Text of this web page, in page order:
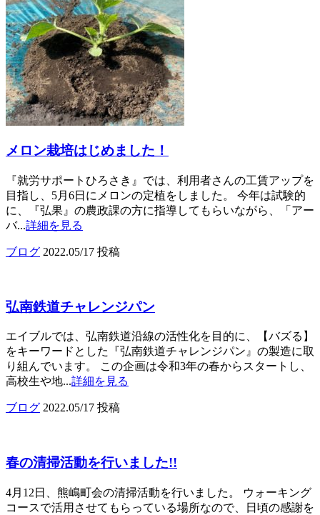
メロン栽培はじめました！
『就労サポートひろさき』では、利用者さんの工賃アップを
目指し、5月6日にメロンの定植をしました。 今年は試験的
に、『弘果』の農政課の方に指導してもらいながら、「アー
バ...詳細を見る
ブログ 2022.05/17 投稿
弘南鉄道チャレンジパン
エイブルでは、弘南鉄道沿線の活性化を目的に、【バズる】
をキーワードとした『弘南鉄道チャレンジパン』の製造に取
り組んでいます。 この企画は令和3年の春からスタートし、
高校生や地...詳細を見る
ブログ 2022.05/17 投稿
春の清掃活動を行いました!!
4月12日、熊嶋町会の清掃活動を行いました。 ウォーキング
コースで活用させてもらっている場所なので、日頃の感謝を